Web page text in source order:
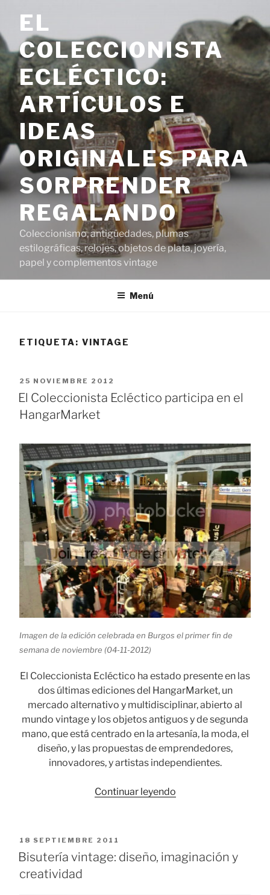
contenido
EL
COLECCIONISTA
ECLÉCTICO:
ARTÍCULOS E
IDEAS
ORIGINALES PARA
SORPRENDER
REGALANDO
Coleccionismo, antigüedades, plumas
estilográficas, relojes, objetos de plata, joyería,
papel y complementos vintage
Menú
ETIQUETA: VINTAGE
PUBLICADO
EL
25 NOVIEMBRE 2012
El Coleccionista Ecléctico participa en el
HangarMarket
Imagen de la edición celebrada en Burgos el primer fin de
semana de noviembre (04-11-2012)
El Coleccionista Ecléctico ha estado presente en las
dos últimas ediciones del HangarMarket, un
mercado alternativo y multidisciplinar, abierto al
mundo vintage y los objetos antiguos y de segunda
mano, que está centrado en la artesanía, la moda, el
diseño, y las propuestas de emprendedores,
innovadores, y artistas independientes.
Continuar leyendo«El
el
PUBLICADO
EL
18 SEPTIEMBRE 2011
Bisutería vintage: diseño, imaginación y
creatividad